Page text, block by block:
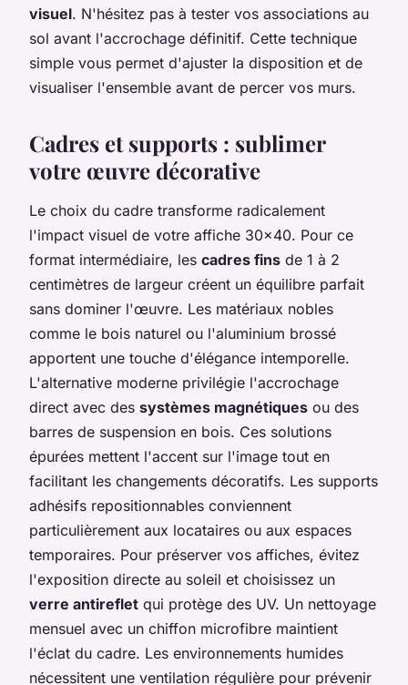
visuel. N'hésitez pas à tester vos associations au
sol avant l'accrochage définitif. Cette technique
simple vous permet d'ajuster la disposition et de
visualiser l'ensemble avant de percer vos murs.
Cadres et supports : sublimer
votre œuvre décorative
Le choix du cadre transforme radicalement
l'impact visuel de votre affiche 30x40. Pour ce
format intermédiaire, les cadres fins de 1 à 2
centimètres de largeur créent un équilibre parfait
sans dominer l'œuvre. Les matériaux nobles
comme le bois naturel ou l'aluminium brossé
apportent une touche d'élégance intemporelle.
L'alternative moderne privilégie l'accrochage
direct avec des systèmes magnétiques ou des
barres de suspension en bois. Ces solutions
épurées mettent l'accent sur l'image tout en
facilitant les changements décoratifs. Les supports
adhésifs repositionnables conviennent
particulièrement aux locataires ou aux espaces
temporaires. Pour préserver vos affiches, évitez
l'exposition directe au soleil et choisissez un
verre antireflet qui protège des UV. Un nettoyage
mensuel avec un chiffon microfibre maintient
l'éclat du cadre. Les environnements humides
nécessitent une ventilation régulière pour prévenir